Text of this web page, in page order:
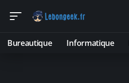
Bureautique Informatique